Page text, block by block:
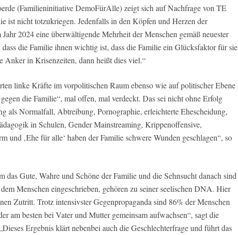
(Familieninitiative DemoFürAlle) zeigt sich auf Nachfrage von TE
ist nicht totzukriegen. Jedenfalls in den Köpfen und Herzen der
2024 eine überwältigende Mehrheit der Menschen gemäß neuester
die Familie ihnen wichtig ist, dass die Familie ein Glücksfaktor für sie
Anker in Krisenzeiten, dann heißt dies viel.“
linke Kräfte im vorpolitischen Raum ebenso wie auf politischer Ebene
die Familie“, mal offen, mal verdeckt. Das sei nicht ohne Erfolg
als Normalfall, Abtreibung, Pornographie, erleichterte Ehescheidung,
in Schulen, Gender Mainstreaming, Krippenoffensive,
und ‚Ehe für alle‘ haben der Familie schwere Wunden geschlagen“, so
das Gute, Wahre und Schöne der Familie und die Sehnsucht danach sind
Menschen eingeschrieben, gehören zu seiner seelischen DNA. Hier
Zutritt. Trotz intensivster Gegenpropaganda sind 86% der Menschen
am besten bei Vater und Mutter gemeinsam aufwachsen“, sagt die
Ergebnis klärt nebenbei auch die Geschlechterfrage und führt das